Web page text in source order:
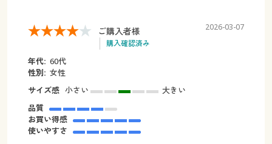
ご購入者様
購入確認済み
2026-03-07
年代: 60代
性別: 女性
サイズ感 小さい
大きい
品質
お買い得感
使いやすさ